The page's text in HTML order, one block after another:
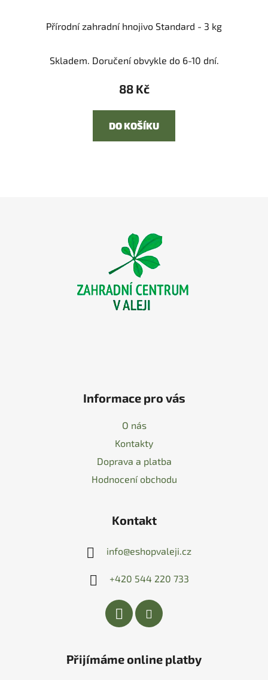
Přírodní zahradní hnojivo Standard - 3 kg
Skladem. Doručení obvykle do 6-10 dní.
88 Kč
DO KOŠÍKU
Informace pro vás
O nás
Kontakty
Doprava a platba
Hodnocení obchodu
Kontakt
info@eshopvaleji.cz
+420 544 220 733
Přijímáme online platby